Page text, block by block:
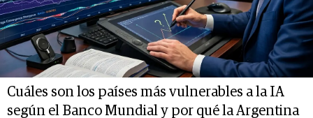
Cuáles son los países más vulnerables a la IA
según el Banco Mundial y por qué la Argentina